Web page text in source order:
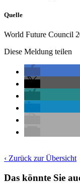
Quelle
World Future Council
Diese Meldung teilen
‹ Zurück zur Übersicht
Das könnte Sie